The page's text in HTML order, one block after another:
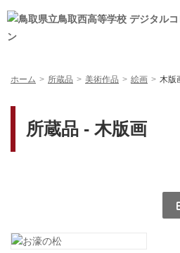
ホーム 所蔵品 美術作品 絵画 木版
所蔵品 - 木版画